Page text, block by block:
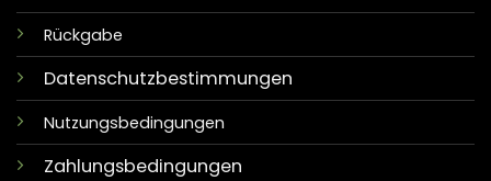
Rückgabe
Datenschutzbestimmungen
Nutzungsbedingungen
Zahlungsbedingungen